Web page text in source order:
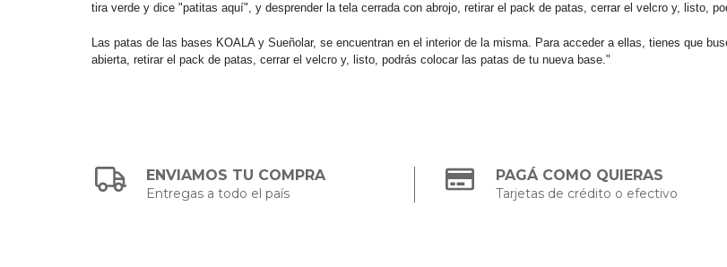
tira verde y dice "patitas aquí", y desprender la tela cerrada con abrojo, retirar el pack de patas, cerrar el velcro y, listo,
Las patas de las bases KOALA y Sueñolar, se encuentran en el interior de la misma. Para acceder a ellas, tienes que
abierta, retirar el pack de patas, cerrar el velcro y, listo, podrás colocar las patas de tu nueva base."
ENVIAMOS TU COMPRA
Entregas a todo el país
PAGÁ COMO QUIERAS
Tarjetas de crédito o efectivo